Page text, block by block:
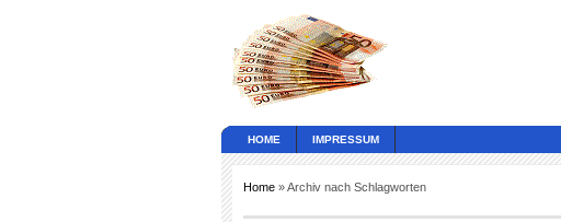
HOME IMPRESSUM
Home » Archiv nach Schlagworten